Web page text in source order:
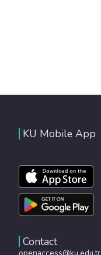
KU Mobile App
Contact